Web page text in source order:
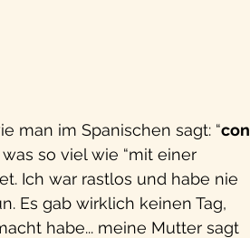
man im Spanischen sagt: “con
was so viel wie “mit einer
Ich war rastlos und habe nie
Es gab wirklich keinen Tag,
habe... meine Mutter sagt